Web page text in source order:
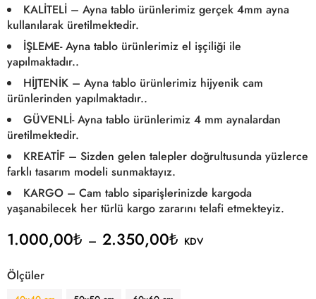
KALİTELİ – Ayna tablo ürünlerimiz gerçek 4mm ayna
kullanılarak üretilmektedir.
İŞLEME- Ayna tablo ürünlerimiz el işçiliği ile
yapılmaktadır..
HİJTENİK – Ayna tablo ürünlerimiz hijyenik cam
ürünlerinden yapılmaktadır..
GÜVENLİ- Ayna tablo ürünlerimiz 4 mm aynalardan
üretilmektedir.
KREATİF – Sizden gelen talepler doğrultusunda yüzlerce
farklı tasarım modeli sunmaktayız.
KARGO – Cam tablo siparişlerinizde kargoda
yaşanabilecek her türlü kargo zararını telafi etmekteyiz.
1.000,00₺ – 2.350,00₺ KDV
Ölçüler